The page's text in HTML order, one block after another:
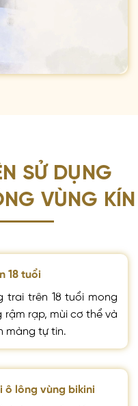
SỬ DỤNG
VÙNG KÍN
18 tuổi
trai trên 18 tuổi mong
rậm rạp, mùi cơ thể và
màng tự tin.
ô lông vùng bikini